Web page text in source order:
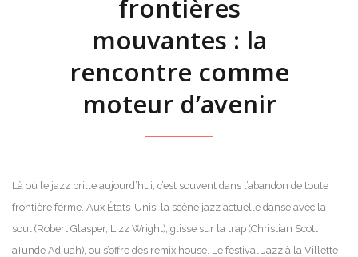
frontières
mouvantes : la
rencontre comme
moteur d’avenir
Là où le jazz brille aujourd’hui, c’est souvent dans l’abandon de toute
frontière ferme. Aux États-Unis, la scène jazz actuelle danse avec la
soul (Robert Glasper, Lizz Wright), glisse sur la trap (Christian Scott
aTunde Adjuah), ou s’offre des remix house. Le festival Jazz à la Villette